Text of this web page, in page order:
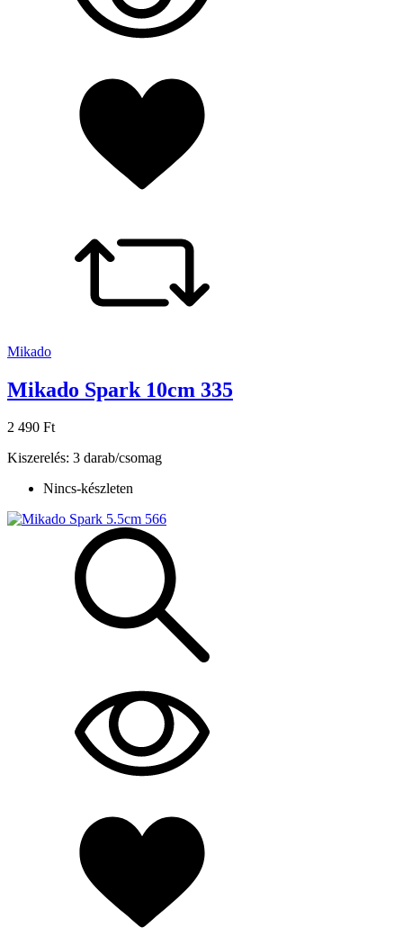
Mikado
Mikado Spark 10cm 335
2 490 Ft
Kiszerelés: 3 darab/csomag
Nincs-készleten